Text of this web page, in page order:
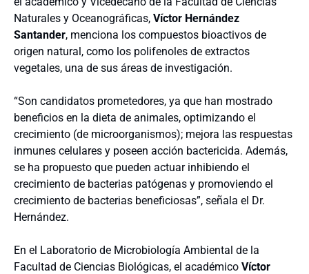
Naturales y Oceanográficas, Víctor Hernández
Santander, menciona los compuestos bioactivos de
origen natural, como los polifenoles de extractos
vegetales, una de sus áreas de investigación.
“Son candidatos prometedores, ya que han mostrado
beneficios en la dieta de animales, optimizando el
crecimiento (de microorganismos); mejora las respuestas
inmunes celulares y poseen acción bactericida. Además,
se ha propuesto que pueden actuar inhibiendo el
crecimiento de bacterias patógenas y promoviendo el
crecimiento de bacterias beneficiosas”, señala el Dr.
Hernández.
En el Laboratorio de Microbiología Ambiental de la
Facultad de Ciencias Biológicas, el académico Víctor